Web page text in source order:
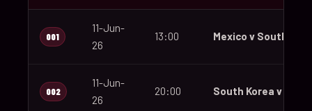
001
11-Jun-
26
13:00 Mexico v South
002
11-Jun-
26
20:00 South Korea v